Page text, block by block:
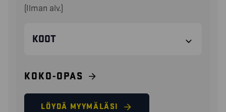
(Ilman alv.)
KOOT
KOKO-OPAS
LÖYDÄ MYYMÄLÄSI